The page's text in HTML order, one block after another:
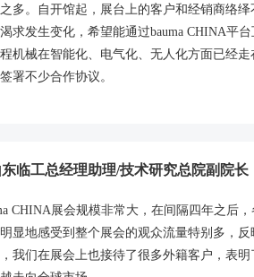
多。自开馆起，展台上的客户和经销商络
求发生变化，希望能通过bauma CHINA平
机械在智能化、电气化、无人化方面已经走
署不少合作协议。
临工总经理助理/技术研究总院副院长
CHINA展会规模非常大，在间隔四年之后
显地感受到整个展会的观众流量特别多，反
我们在展会上也接待了很多外籍客户，表